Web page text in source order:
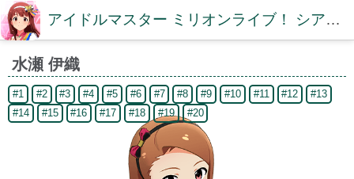
アイドルマスター ミリオンライブ！ シアターデイズDB【ミリシタDB】
水瀬 伊織
#1 #2 #3 #4 #5 #6 #7 #8 #9 #10 #11 #12
#13
#14
#15 #16 #17 #18 #19 #20